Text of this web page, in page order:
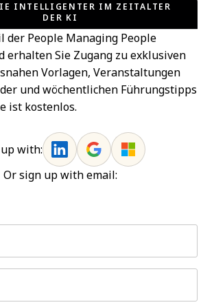
INTELLIGENTER IM ZEITALTER
DER KI
der People Managing People
erhalten Sie Zugang zu exklusiven
Vorlagen, Veranstaltungen
und wöchentlichen Führungstipps
ist kostenlos.
with:
Or sign up with email: